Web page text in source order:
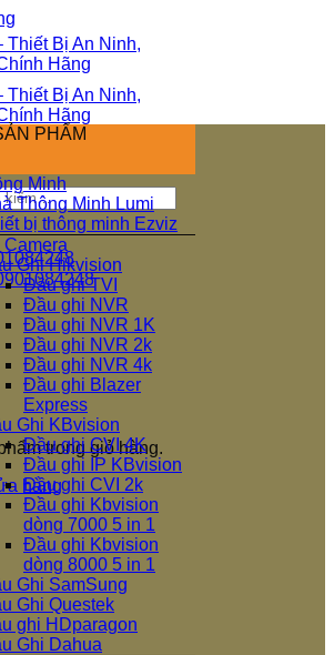
trong giỏ hàng.
hàng
PHẨM
Minh
Thông Minh Lumi
bị thông minh Ezviz
Ghi Hikvision
Đầu ghi TVI
Đầu ghi NVR
Đầu ghi NVR 1K
Đầu ghi NVR 2k
Đầu ghi NVR 4k
Đầu ghi Blazer
Express
Ghi KBvision
Đầu ghi CVI 4K
Đầu ghi IP KBvision
Đầu ghi CVI 2k
Đầu ghi Kbvision
dòng 7000 5 in 1
Đầu ghi Kbvision
dòng 8000 5 in 1
Ghi SamSung
Ghi Questek
ghi HDparagon
Ghi Dahua